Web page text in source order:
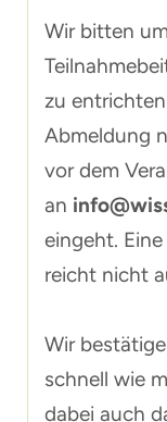
Wir bitten
zu
Abmeldung
vor dem
an
eingeht.
reicht nicht
Wir
schnell wie
dabei auch